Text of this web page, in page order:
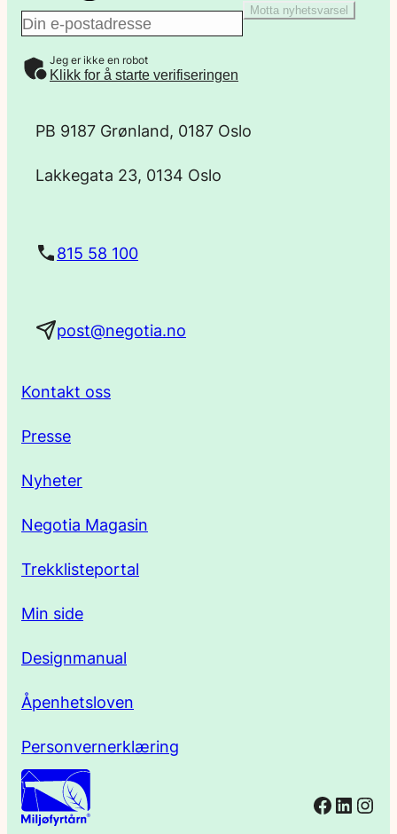
E
-
Motta nyhetsvarsel
Jeg er ikke en robot
Klikk for å starte verifiseringen
PB 9187 Grønland, 0187 Oslo
Lakkegata 23, 0134 Oslo
815 58 100
post@negotia.no
Kontakt oss
Presse
Nyheter
Negotia Magasin
Trekklisteportal
Min side
Designmanual
Åpenhetsloven
Personvernerklæring